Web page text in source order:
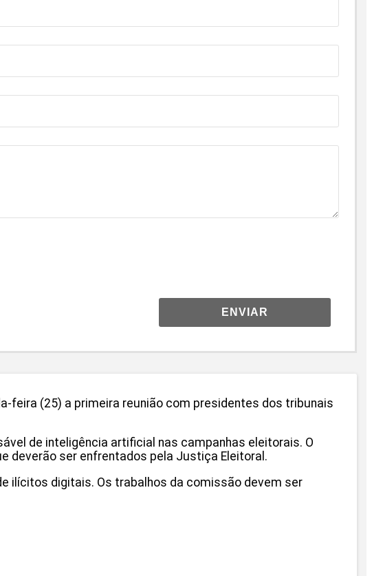
ENVIAR
feira (25) a primeira reunião com presidentes dos tribunais
de inteligência artificial nas campanhas eleitorais. O
deverão ser enfrentados pela Justiça Eleitoral.
ilícitos digitais. Os trabalhos da comissão devem ser